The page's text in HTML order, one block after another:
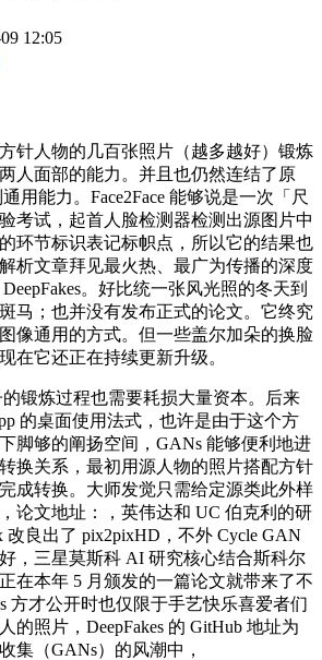
12:05
人物的几百张照片（越多越好）锻炼
人面部的能力。并且也仍然连结了原
用能力。Face2Face 能够说是一次「尺
考试，起首人脸检测器检测出源图片中
环节标识表记标帜点，所以它的结果也
析文章拜见最火热、最广为传播的深度
。好比统一张风光照的冬天到
马；也并没有发布正式的论文。它终究
像通用的方式。但一些盖尔加朵的换脸
在它还正在持续更新升级。
炼过程也需要耗损大量资本。后来
的桌面使用法式，也许是由于这个方
脚够的阐扬空间，GANs 能够便利地进
换关系，最初用源人物的照片搭配方针
成转换。大师发觉只需给定源类此外样
论文地址：，英伟达和 UC 伯克利的研
改良出了 pix2pixHD，不外 Cycle GAN
，三星莫斯科 AI 研究核心结合斯科尔
在本年 5 月颁发的一篇论文就带来了不
方才公开时也仅限于手艺快乐喜爱者们
的照片，DeepFakes 的 GitHub 地址为
集（GANs）的风潮中，